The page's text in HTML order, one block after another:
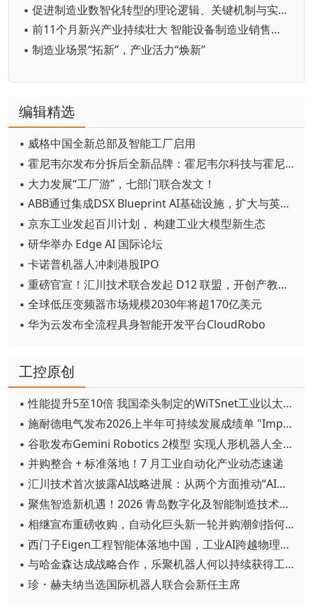
▪ 促进制造业数智化转型的理论逻辑、关键机制与实践路径
▪ 前11个月新兴产业持续壮大 智能设备制造业销售收入同比增长28.2%
▪ 制造业场景“拓新”，产业活力“焕新”
编辑精选
▪ 威格中国全新总部及智能工厂启用
▪ 霍尼韦尔发布分拆后全新品牌：霍尼韦尔科技与霍尼韦尔航空航天
▪ 大力发展“工厂游”，七部门联合发文！
▪ ABB通过集成DSX Blueprint AI基础设施，扩大与英伟达的合作
▪ 京东工业发起百川计划， 构建工业大模型新生态
▪ 研华举办 Edge AI 国际论坛
▪ 卡诺普机器人冲刺港股IPO
▪ 重磅官宣！汇川技术联合发起 D12 联盟，开创产教融合新范式
▪ 全球低压变频器市场规模2030年将超170亿美元
▪ 华为云发布全流程具身智能开发平台CloudRobo
工控原创
▪ 性能提升5至10倍 我国牵头制定的WiTSnet工业以太网国际标准正式发布
▪ 施耐德电气发布2026上半年可持续发展成绩单 "Impact 2030"路线图开局稳健
▪ 谷歌发布Gemini Robotics 2模型 实现人形机器人全身智能控制突破
▪ 并购整合 + 标准落地！7 月工业自动化产业动态速递
▪ 汇川技术首次披露AI战略进展：从两个方面推动“AI业务化”落地
▪ 聚焦智造新机遇！2026 青岛数字化及智能制造技术论坛圆满落幕
▪ 相继宣布重磅收购，自动化巨头新一轮并购潮剑指何方？
▪ 西门子Eigen工程智能体落地中国，工业AI跨越物理世界“确定性”拐点
▪ 与哈金森达成战略合作，乐聚机器人何以持续获得工业巨头青睐？
▪ 珍・赫夫纳当选国际机器人联合会新任主席